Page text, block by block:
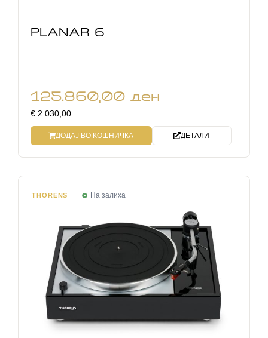
PLANAR 6
125.860,00 ден
€ 2.030,00
ДОДАЈ ВО КОШНИЧКА ДЕТАЛИ
THORENS На залиха